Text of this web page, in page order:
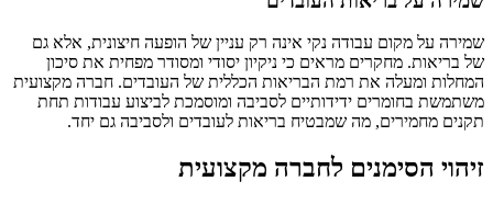
שמירה על מקום עבודה נקי אינה רק עניין של הופעה חיצונית, אלא גם
של בריאות. מחקרים מראים כי ניקיון יסודי ומסודר מפחית את סיכון
המחלות ומעלה את רמת הבריאות הכללית של העובדים. חברה מקצועית
משתמשת בחומרים ידידותיים לסביבה ומוסמכת לביצוע עבודות תחת
תקנים מחמירים, מה שמבטיח בריאות לעובדים ולסביבה גם יחד.
זיהוי הסימנים לחברה מקצועית